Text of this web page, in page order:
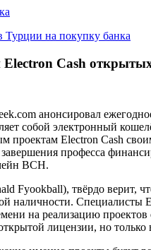
Турции на покупку банка
Cash
анонсировал
собой электронный
проектам Electron Cash
професса
BCH.
Fyookball), твёрдо
Специалисты
на реализацию
лицензии, но